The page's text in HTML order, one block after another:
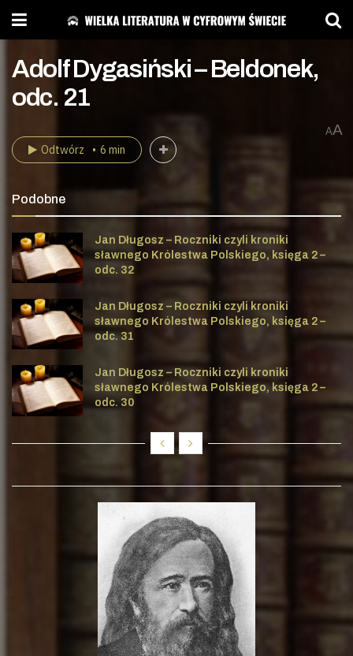
Adolf Dygasiński – Beldonek,
odc. 21
AA
Odtwórz 6 min
Podobne
Jan Długosz – Roczniki czyli kroniki
sławnego Królestwa Polskiego, księga 2 –
odc. 32
Jan Długosz – Roczniki czyli kroniki
sławnego Królestwa Polskiego, księga 2 –
odc. 31
Jan Długosz – Roczniki czyli kroniki
sławnego Królestwa Polskiego, księga 2 –
odc. 30